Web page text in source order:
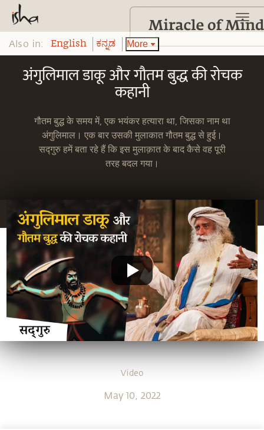
अंगुलिमाल डाकू और गौतम बुद्ध की रोचक
कहानी
गौतम बुद्ध के समय में, एक भयंकर हत्यारा था, जिसका नाम था
अंगुलिमाल। एक बार उसकी मुलाकात गौतम बुद्ध से हुई।
सद्गुरु हमें बता रहे हैं कि इस मुलाक़ात के बाद कैसे वह पूरी
तरह बदल गया।
Video
May 10, 2022
Also in: English ಕನ್ನಡ More